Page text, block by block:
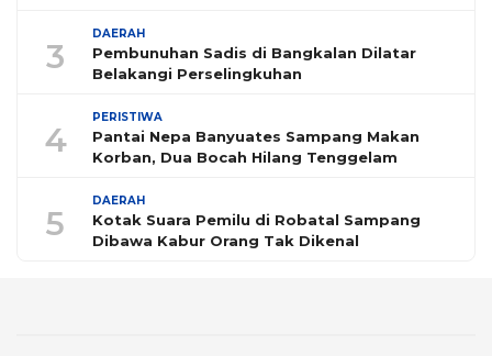
3
DAERAH
Pembunuhan Sadis di Bangkalan Dilatar
Belakangi Perselingkuhan
4
PERISTIWA
Pantai Nepa Banyuates Sampang Makan
Korban, Dua Bocah Hilang Tenggelam
5
DAERAH
Kotak Suara Pemilu di Robatal Sampang
Dibawa Kabur Orang Tak Dikenal